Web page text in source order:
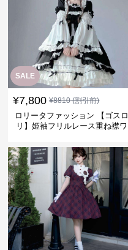
SALE
¥7,800 ¥8810(割引前)
ロリータファッション 【ゴスロ
リ】姫袖フリルレース重ね襟ワ